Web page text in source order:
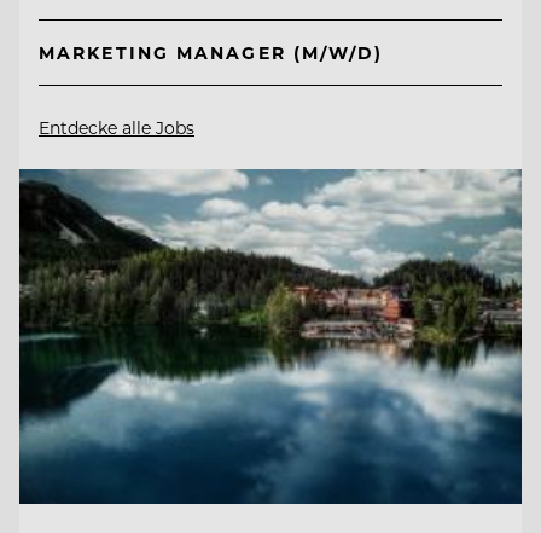
MARKETING MANAGER (M/W/D)
Entdecke alle Jobs